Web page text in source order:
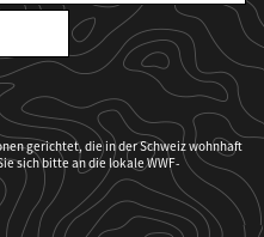
gerichtet, die in der Schweiz wohnhaft
sich bitte an die lokale WWF-